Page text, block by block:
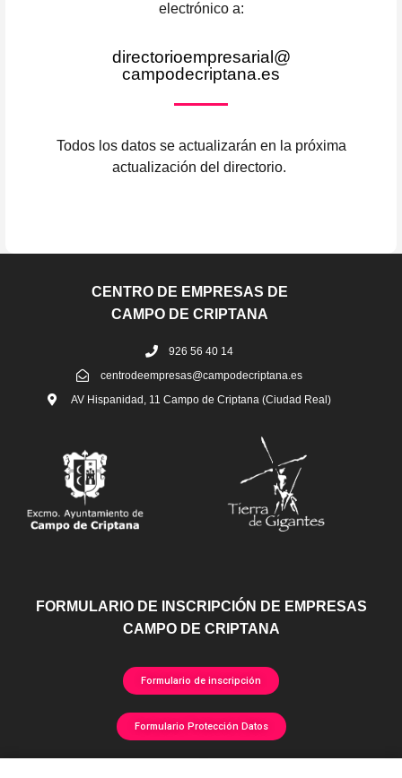
electrónico a:
directorioempresarial@
campodecriptana.es
Todos los datos se actualizarán en la próxima
actualización del directorio.
CENTRO DE EMPRESAS DE
CAMPO DE CRIPTANA
926 56 40 14
centrodeempresas@campodecriptana.es
AV Hispanidad, 11 Campo de Criptana (Ciudad Real)
FORMULARIO DE INSCRIPCIÓN DE EMPRESAS
CAMPO DE CRIPTANA
Formulario de inscripción
Formulario Protección Datos